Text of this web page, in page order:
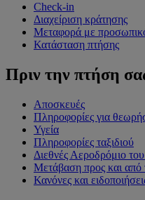
Check-in
Διαχείριση κράτησης
Μεταφορά με
Κατάσταση πτήσης
Πριν την πτήση
Αποσκευές
Πληροφορίες για
Υγεία
Πληροφορίες ταξιδιού
Διεθνές Αεροδρόμιο
Μετάβαση προς και από
Κανόνες και